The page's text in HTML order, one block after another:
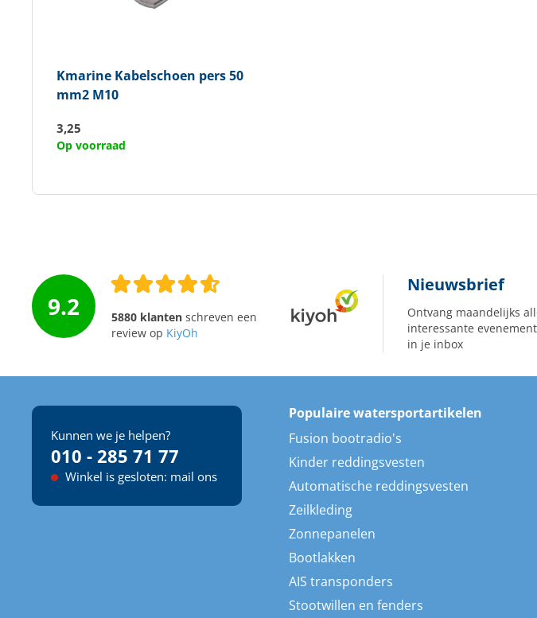
KmarineKabelschoen pers 50
mm2 M10
3,25
Op voorraad
9.2 5880 klantenschreven een
review op KiyOh
Nieuwsbrief
Ontvang maandelijks
interessante
in je inbox
Kunnen we je helpen?
010 - 285 71 77
Winkel is gesloten: mail ons
Populaire watersportartikelen
Fusion bootradio's
Kinder reddingsvesten
Automatische reddingsvesten
Zeilkleding
Zonnepanelen
Bootlakken
AIS transponders
Stootwillen en fenders